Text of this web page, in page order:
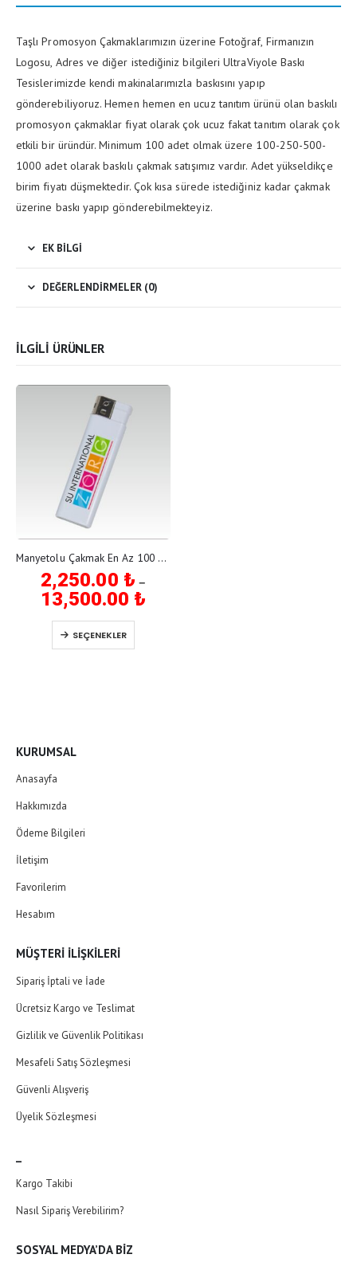
Taşlı Promosyon Çakmaklarımızın üzerine Fotoğraf, Firmanızın
Logosu, Adres ve diğer istediğiniz bilgileri UltraViyole Baskı
Tesislerimizde kendi makinalarımızla baskısını yapıp
gönderebiliyoruz. Hemen hemen en ucuz tanıtım ürünü olan baskılı
promosyon çakmaklar fiyat olarak çok ucuz fakat tanıtım olarak çok
etkili bir üründür. Minimum 100 adet olmak üzere 100-250-500-
1000 adet olarak baskılı çakmak satışımız vardır. Adet yükseldikçe
birim fiyatı düşmektedir. Çok kısa sürede istediğiniz kadar çakmak
üzerine baskı yapıp gönderebilmekteyiz.
EK BILGI
DEĞERLENDIRMELER (0)
İLGILI ÜRÜNLER
Bu ürünün birden fazla varyasyonu var. Seçenekler ürün sayfasından seçilebilir
Manyetolu Çakmak En Az 100 adet BASKILI
2,250.00 ₺ –
13,500.00 ₺
SEÇENEKLER
Bu ürünün birden fazla varyasyonu var. Seçenekler ürün sayfasından seçilebilir
KURUMSAL
Anasayfa
Hakkımızda
Ödeme Bilgileri
İletişim
Favorilerim
Hesabım
MÜŞTERI İLIŞKILERI
Sipariş İptali ve İade
Ücretsiz Kargo ve Teslimat
Gizlilik ve Güvenlik Politikası
Mesafeli Satış Sözleşmesi
Güvenli Alışveriş
Üyelik Sözleşmesi
Kargo Takibi
Nasıl Sipariş Verebilirim?
SOSYAL MEDYA’DA BIZ